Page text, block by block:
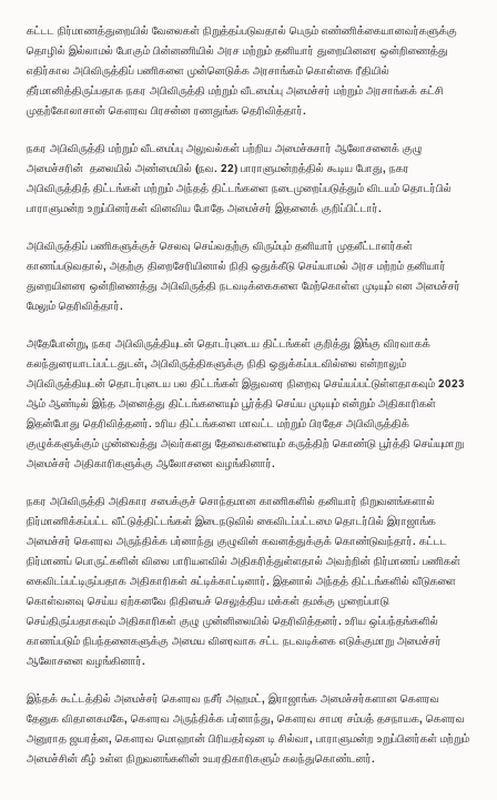
கட்டட நிர்மாணத்துறையில் வேலைகள் நிறுத்தப்படுவதால் பெரும் எண்ணிக்கையானவர்களுக்கு
தொழில் இல்லாமல் போகும் பின்னணியில் அரச மற்றும் தனியார் துறையினரை ஒன்றிணைத்து
எதிர்கால அபிவிருத்திப் பணிகளை முன்னெடுக்க அரசாங்கம் கொள்கை ரீதியில்
தீர்மானித்திருப்பதாக நகர அபிவிருத்தி மற்றும் வீடமைப்பு அமைச்சர் மற்றும் அரசாங்கக் கட்சி
முதற்கோலாசான் கௌரவ பிரசன்ன ரணதுங்க தெரிவித்தார்.
நகர அபிவிருத்தி மற்றும் வீடமைப்பு அலுவல்கள் பற்றிய அமைச்சுசார் ஆலோசனைக் குழு
அமைச்சரின் தலையில் அண்மையில் (நவ. 22) பாராளுமன்றத்தில் கூடிய போது, நகர
அபிவிருத்தித் திட்டங்கள் மற்றும் அந்தத் திட்டங்களை நடைமுறைப்படுத்தும் விடயம் தொடர்பில்
பாராளுமன்ற உறுப்பினர்கள் வினவிய போதே அமைச்சர் இதனைக் குறிப்பிட்டார்.
அபிவிருத்திப் பணிகளுக்குச் செலவு செய்வதற்கு விரும்பும் தனியார் முதலீட்டாளர்கள்
காணப்படுவதால், அதற்கு திறைசேரியினால் நிதி ஒதுக்கீடு செய்யாமல் அரச மற்றம் தனியார்
துறையினரை ஒன்றிணைத்து அபிவிருத்தி நடவடிக்கைகளை மேற்கொள்ள முடியும் என அமைச்சர்
மேலும் தெரிவித்தார்.
அதேபோன்று, நகர அபிவிருத்தியுடன் தொடர்புடைய திட்டங்கள் குறித்து இங்கு விரவாகக்
கலந்துரையாடப்பட்டதுடன், அபிவிருத்திகளுக்கு நிதி ஒதுக்கப்படவில்லை என்றாலும்
அபிவிருத்தியுடன் தொடர்புடைய பல திட்டங்கள் இதுவரை நிறைவு செய்யப்பட்டுள்ளதாகவும் 2023
ஆம் ஆண்டில் இந்த அனைத்து திட்டங்களையும் பூர்த்தி செய்ய முடியும் என்றும் அதிகாரிகள்
இதன்போது தெரிவித்தனர். உரிய திட்டங்களை மாவட்ட மற்றும் பிரதேச அபிவிருத்திக்
குழுக்களுக்கும் முன்வைத்து அவர்களது தேவைகளையும் கருத்திற் கொண்டு பூர்த்தி செய்யுமாறு
அமைச்சர் அதிகாரிகளுக்கு ஆலோசனை வழங்கினார்.
நகர அபிவிருத்தி அதிகார சபைக்குச் சொந்தமான காணிகளில் தனியார் நிறுவனங்களால்
நிர்மாணிக்கப்பட்ட வீட்டுத்திட்டங்கள் இடைநடுவில் கைவிடப்பட்டமை தொடர்பில் இராஜாங்க
அமைச்சர் கௌரவ அருந்திக்க பர்னாந்து குழுவின் கவனத்துக்குக் கொண்டுவந்தார். கட்டட
நிர்மாணப் பொருட்களின் விலை பாரியளவில் அதிகரித்துள்ளதால் அவற்றின் நிர்மாணப் பணிகள்
கைவிடப்பட்டிருப்பதாக அதிகாரிகள் சுட்டிக்காட்டினார். இதனால் அந்தத் திட்டங்களில் வீடுகளை
கொள்வனவு செய்ய ஏற்கனவே நிதியைச் செலுத்திய மக்கள் தமக்கு முறைப்பாடு
செய்திருப்பதாகவும் அதிகாரிகள் குழு முன்னிலையில் தெரிவித்தனர். உரிய ஒப்பந்தங்களில்
காணப்படும் நிபந்தனைகளுக்கு அமைய விரைவாக சட்ட நடவடிக்கை எடுக்குமாறு அமைச்சர்
ஆலோசனை வழங்கினார்.
இந்தக் கூட்டத்தில் அமைச்சர் கௌரவ நசீர் அஹமட், இராஜாங்க அமைச்சர்களான கௌரவ
தேனுக விதானகமகே, கௌரவ அருந்திக்க பர்னாந்து, கௌரவ சாமர சம்பத் தசநாயக, கௌரவ
அனுராத ஜயரத்ன, கௌரவ மொஹான் பிரியதர்ஷன டி சில்வா, பாராளுமன்ற உறுப்பினர்கள் மற்றும்
அமைச்சின் கீழ் உள்ள நிறுவனங்களின் உயரதிகாரிகளும் கலந்துகொண்டனர்.